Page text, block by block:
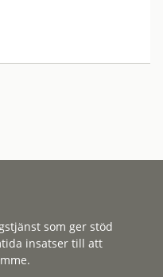
som ger stöd
insatser till att